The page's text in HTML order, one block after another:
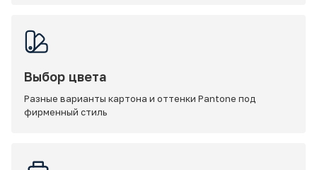
Выбор цвета
Разные варианты картона и оттенки Pantone под
фирменный стиль